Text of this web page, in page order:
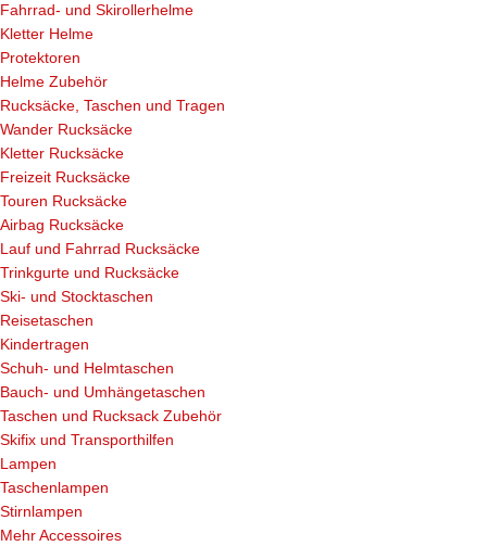
Fahrrad- und Skirollerhelme
Kletter Helme
Protektoren
Helme Zubehör
Rucksäcke, Taschen und Tragen
Wander Rucksäcke
Kletter Rucksäcke
Freizeit Rucksäcke
Touren Rucksäcke
Airbag Rucksäcke
Lauf und Fahrrad Rucksäcke
Trinkgurte und Rucksäcke
Ski- und Stocktaschen
Reisetaschen
Kindertragen
Schuh- und Helmtaschen
Bauch- und Umhängetaschen
Taschen und Rucksack Zubehör
Skifix und Transporthilfen
Lampen
Taschenlampen
Stirnlampen
Mehr Accessoires